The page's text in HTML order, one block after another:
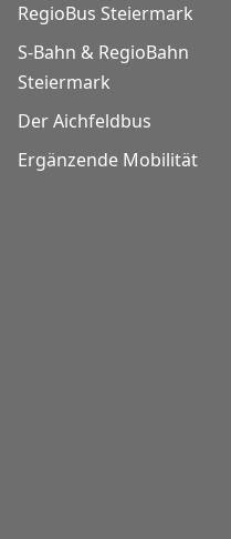
RegioBus Steiermark
S-Bahn & RegioBahn
Steiermark
Der Aichfeldbus
Ergänzende Mobilität